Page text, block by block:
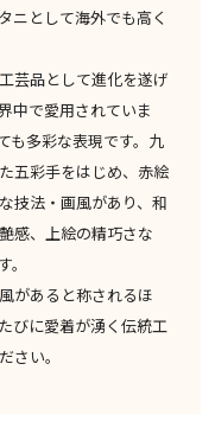
ニとして海外でも高く
芸品として進化を遂げ
中で愛用されていま
も多彩な表現です。九
五彩手をはじめ、赤絵
技法・画風があり、和
感、上絵の精巧さな
があると称されるほ
びに愛着が湧く伝統工
さい。